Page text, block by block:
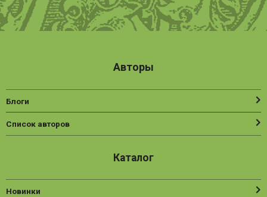
Авторы
Блоги
Список авторов
Каталог
Новинки